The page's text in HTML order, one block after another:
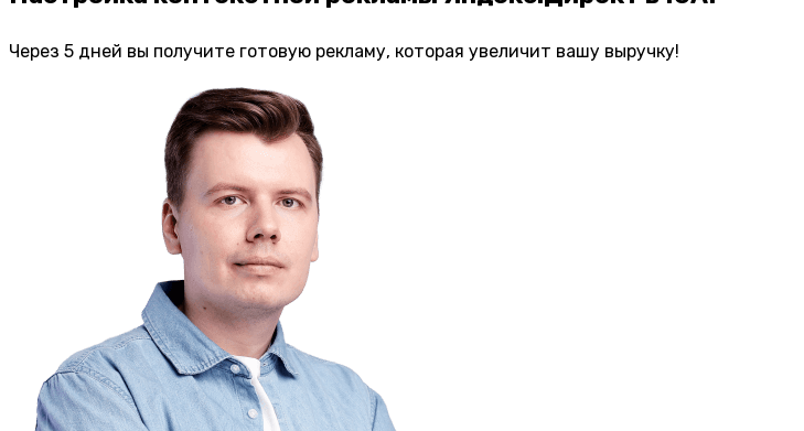
Через 5 дней вы получите готовую рекламу, которая увеличит вашу выручку!